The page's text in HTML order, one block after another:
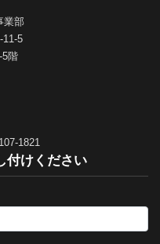
業部
5
5階
1821
付けください